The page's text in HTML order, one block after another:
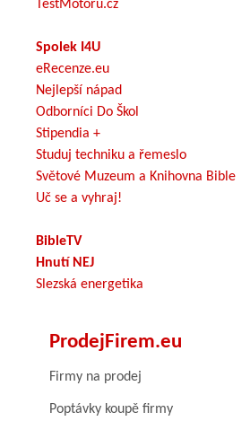
TestMotoru.cz
Spolek I4U
eRecenze.eu
Nejlepší nápad
Odborníci Do Škol
Stipendia +
Studuj techniku a řemeslo
Světové Muzeum a Knihovna Bible
Uč se a vyhraj!
BibleTV
Hnutí NEJ
Slezská energetika
ProdejFirem.eu
Firmy na prodej
Poptávky koupě firmy